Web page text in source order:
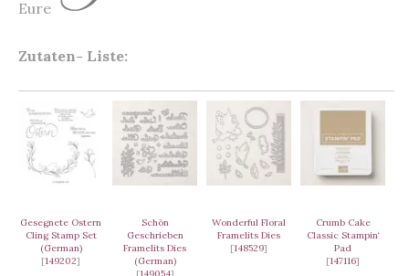
Eure
Zutaten- Liste:
Gesegnete Ostern
Cling Stamp Set
(German)
[149202]
Schön
Geschrieben
Framelits Dies
(German)
Wonderful Floral
Framelits Dies
[148529]
Crumb Cake
Classic Stampin‘
Pad
[147116]